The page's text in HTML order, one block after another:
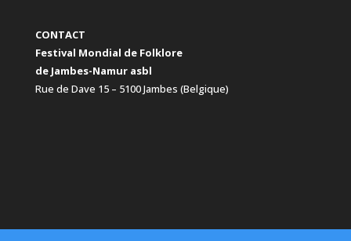
CONTACT
Festival Mondial de Folklore
de Jambes-Namur asbl
Rue de Dave 15 – 5100 Jambes (Belgique)